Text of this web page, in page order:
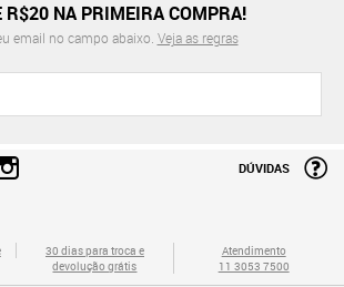
R$20 NA PRIMEIRA COMPRA!
email no campo abaixo. Veja as regras
DÚVIDAS
30 dias para troca e
devolução grátis
Atendimento
11 3053 7500